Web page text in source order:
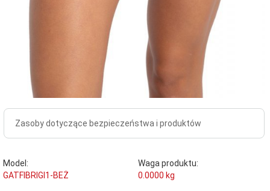
Zasoby dotyczące bezpieczeństwa i produktów
Model:
GATFIBRIGI1-BEŻ
Waga produktu:
0.0000 kg